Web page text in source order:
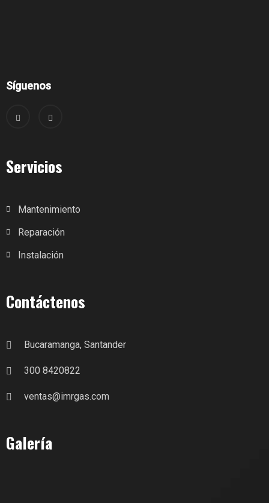
Síguenos
Servicios
Mantenimiento
Reparación
Instalación
Contáctenos
Bucaramanga, Santander
300 8420822
ventas@imrgas.com
Galería